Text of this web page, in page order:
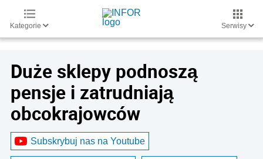
Kategorie Serwisy
Duże sklepy podnoszą
pensje i zatrudniają
obcokrajowców
Subskrybuj nas na Youtube